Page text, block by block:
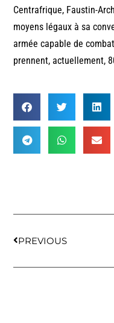
Centrafrique, Faustin-
moyens légaux à sa
armée capable de
prennent, actuellement,
PREVIOUS